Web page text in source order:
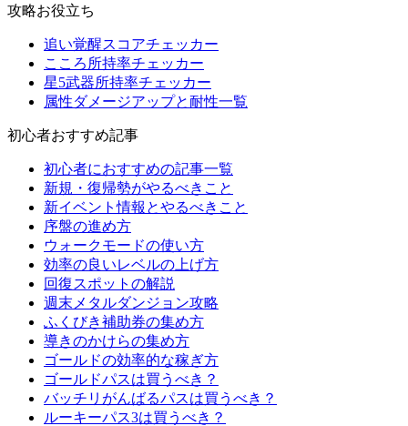
攻略お役立ち
追い覚醒スコアチェッカー
こころ所持率チェッカー
星5武器所持率チェッカー
属性ダメージアップと耐性一覧
初心者おすすめ記事
初心者におすすめの記事一覧
新規・復帰勢がやるべきこと
新イベント情報とやるべきこと
序盤の進め方
ウォークモードの使い方
効率の良いレベルの上げ方
回復スポットの解説
週末メタルダンジョン攻略
ふくびき補助券の集め方
導きのかけらの集め方
ゴールドの効率的な稼ぎ方
ゴールドパスは買うべき？
バッチリがんばるパスは買うべき？
ルーキーパス3は買うべき？